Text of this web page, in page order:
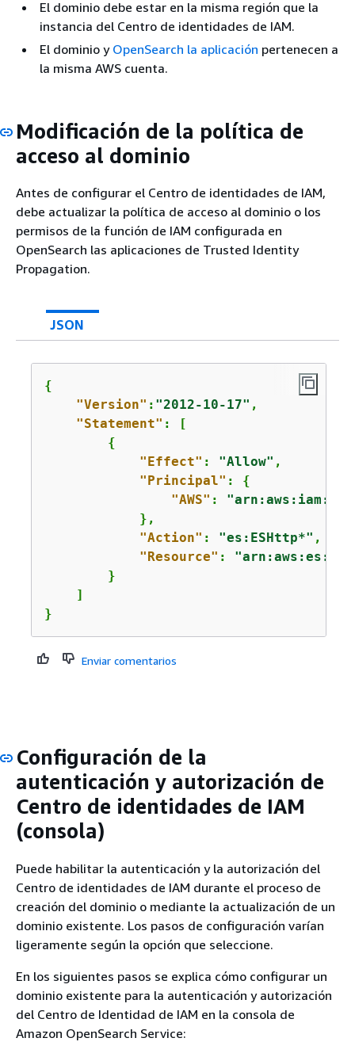
El dominio debe estar en la misma región que la
instancia del Centro de identidades de IAM.
El dominio y OpenSearch la aplicación pertenecen a
la misma AWS cuenta.
Modificación de la política de
acceso al dominio
Antes de configurar el Centro de identidades de IAM,
debe actualizar la política de acceso al dominio o los
permisos de la función de IAM configurada en
OpenSearch las aplicaciones de Trusted Identity
Propagation.
JSON
{
"Version" : "2012-10-17" ,
"Statement" : [
{
"Effect" : "Allow" ,
"Principal" : {
"AWS" : "arn:aws:iam::
            },
"Action" : "es:ESHttp*" ,
"Resource" : "arn:aws:es:
        }
    ]
}
Enviar comentarios
Configuración de la
autenticación y autorización de
Centro de identidades de IAM
(consola)
Puede habilitar la autenticación y la autorización del
Centro de identidades de IAM durante el proceso de
creación del dominio o mediante la actualización de un
dominio existente. Los pasos de configuración varían
ligeramente según la opción que seleccione.
En los siguientes pasos se explica cómo configurar un
dominio existente para la autenticación y autorización
del Centro de Identidad de IAM en la consola de
Amazon OpenSearch Service: